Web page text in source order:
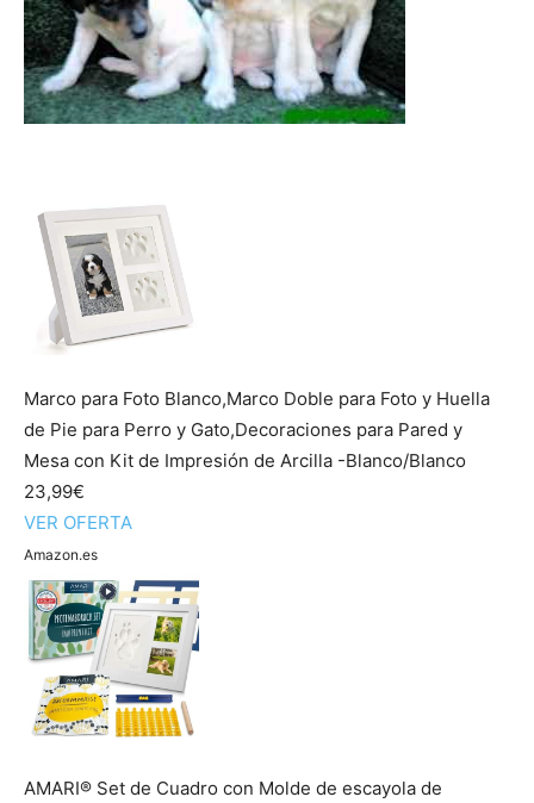
Marco para Foto Blanco,Marco Doble para Foto y Huella
de Pie para Perro y Gato,Decoraciones para Pared y
Mesa con Kit de Impresión de Arcilla -Blanco/Blanco
23,99€
VER OFERTA
Amazon.es
AMARI® Set de Cuadro con Molde de escayola de